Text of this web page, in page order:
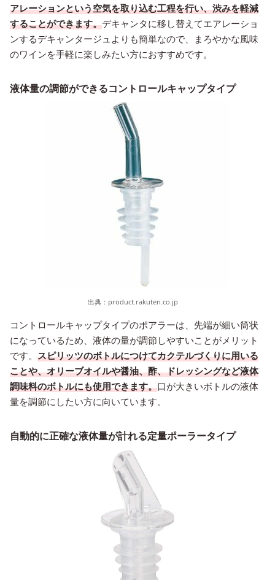
アレーションという空気を取り込む工程を行い、渋みを軽減
することができます。デキャンタに移し替えてエアレーショ
ンするデキャンタージュよりも簡単なので、まろやかな風味
のワインを手軽に楽しみたい方におすすめです。
液体量の調節ができるコントロールキャップタイプ
出典： product.rakuten.co.jp
コントロールキャップタイプのポアラーは、先端が細い筒状
になっているため、液体の量が調節しやすいことがメリット
です。 スピリッツのボトルにつけてカクテルづくりに用いる
ことや、オリーブオイルや醤油、酢、ドレッシングなど液体
調味料のボトルにも使用できます。口が大きいボトルの液体
量を調節にしたい方に向いています。
自動的に正確な液体量が計れる定量ポーラータイプ